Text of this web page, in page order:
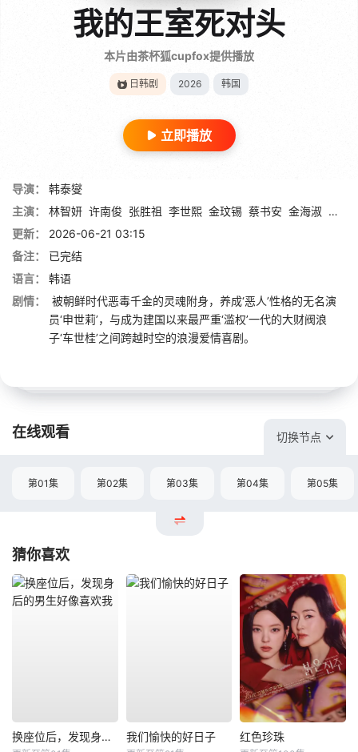
我的王室死对头
本片由茶杯狐cupfox提供播放
日韩剧 2026 韩国
立即播放
导演：
韩泰燮
主演：
林智妍 许南俊 张胜祖 李世熙 金玟锡 蔡书安 金海淑 尹周
更新：
2026-06-21 03:15
备注：
已完结
语言：
韩语
剧情：
被朝鲜时代恶毒千金的灵魂附身，养成‘恶人’性格的无名演
员‘申世莉’，与成为建国以来最严重‘滥权’一代的大财阀浪
子‘车世桂’之间跨越时空的浪漫爱情喜剧。
在线观看 切换节点
第01集 第02集 第03集 第04集 第05集
猜你喜欢
换座位后，发现身后的男生好像喜欢我 我们愉快的好日子 红色珍珠